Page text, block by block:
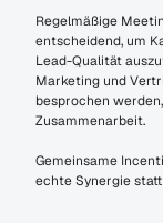
Regelmäßige
entscheidend, um
Lead-Qualität
Marketing und
besprochen
Zusammenarbeit.
Gemeinsame
echte Synergie